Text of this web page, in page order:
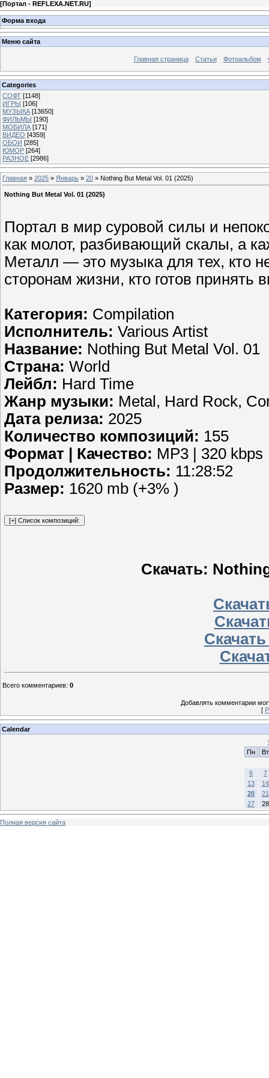
[Портал - REFLEXA.NET.RU]
Форма входа
Меню сайта
Главная страница Статьи Фотоальбом
Categories
СОФТ [1148]
ИГРЫ [106]
МУЗЫКА [13650]
ФИЛЬМЫ [190]
МОБИЛА [171]
ВИДЕО [4359]
ОБОИ [285]
ЮМОР [264]
РАЗНОЕ [2986]
Главная » 2025 » Январь » 20 » Nothing But Metal Vol. 01 (2025)
Nothing But Metal Vol. 01 (2025)
Портал в мир суровой силы и
как молот, разбивающий скалы, а
Металл — это музыка для тех, кто
сторонам жизни, кто готов принять
Категория: Compilation
Исполнитель: Various Artist
Название: Nothing But Metal Vol. 01
Страна: World
Лейбл: Hard Time
Жанр музыки: Metal, Hard Rock,
Дата релиза: 2025
Количество композиций: 155
Формат | Качество: MP3 | 320 kbps
Продолжительность: 11:28:52
Размер: 1620 mb (+3% )
Скачать:
Всего комментариев: 0
Добавлять комментарии
[
Calendar
Пн
Вт
6
7
13
14
20
21
27
28
Полная версия сайта